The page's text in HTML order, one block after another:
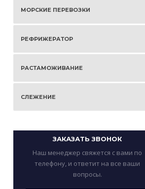
МОРСКИЕ ПЕРЕВОЗКИ
РЕФРИЖЕРАТОР
РАСТАМОЖИВАНИЕ
СЛЕЖЕНИЕ
ЗАКАЗАТЬ ЗВОНОК
Наш менеджер свяжется с вами по
телефону, и ответит на все ваши
вопросы.